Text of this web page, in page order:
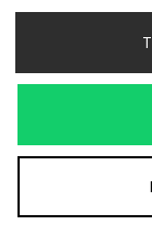
Visita